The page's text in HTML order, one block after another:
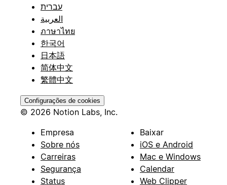
עברית
العربية
ภาษาไทย
한국어
日本語
简体中文
繁體中文
Configurações de cookies
© 2026 Notion Labs, Inc.
Empresa
Sobre nós
Carreiras
Segurança
Status
Baixar
iOS e Android
Mac e Windows
Calendar
Web Clipper